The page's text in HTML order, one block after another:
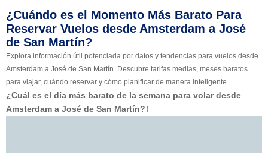
¿Cuándo es el Momento Más Barato Para
Reservar Vuelos desde Amsterdam a José
de San Martín?
Explora información útil potenciada por datos y tendencias para vuelos desde
Amsterdam a José de San Martín. Descubre tarifas medias, meses baratos
para viajar, cuándo reservar y cómo planificar de manera inteligente.
¿Cuál es el día más barato de la semana para volar desde
Amsterdam a José de San Martín?‡